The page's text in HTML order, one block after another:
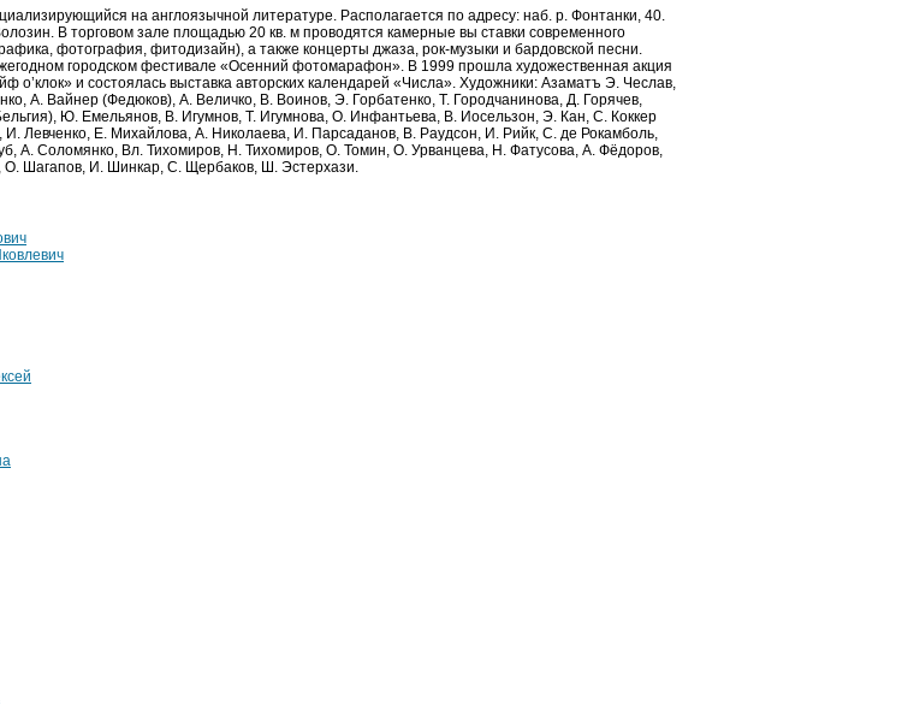
на англоязычной литературе. Располагается по адресу: наб. р. Фонтанки, 40.
В торговом зале площадью 20 кв. м проводятся камерные вы ставки современного
фотография, фитодизайн), а также концерты джаза, рок-музыки и бардовской песни.
городском фестивале «Осенний фотомарафон». В 1999 прошла художественная акция
и состоялась выставка авторских календарей «Числа». Художники: Азаматъ Э. Чеслав,
А. Вайнер (Федюков), А. Величко, В. Воинов, Э. Горбатенко, Т. Городчанинова, Д. Горячев,
Ю. Емельянов, В. Игумнов, Т. Игумнова, О. Инфантьева, В. Иосельзон, Э. Кан, С. Коккер
Левченко, Е. Михайлова, А. Николаева, И. Парсаданов, В. Раудсон, И. Рийк, С. де Рокамболь,
А. Соломянко, Вл. Тихомиров, Н. Тихомиров, О. Томин, О. Урванцева, Н. Фатусова, А. Фёдоров,
О. Шагапов, И. Шинкар, С. Щербаков, Ш. Эстерхази.